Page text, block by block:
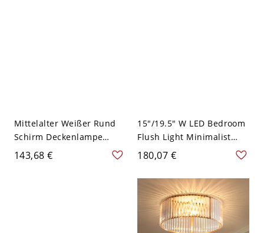
Mittelalter Weißer Rund
Schirm Deckenlampe
Einfachheit Goldener
Gehäuse LED 1-Licht
143,68 €
15"/19.5" W LED Bedroom
Flush Light Minimalist
Gold Ceiling Lamp with
Round Beveled Crystal
Shade in White/Yellow
Light - Golden 110V-120V
27,94 cm Weißlicht
180,07 €